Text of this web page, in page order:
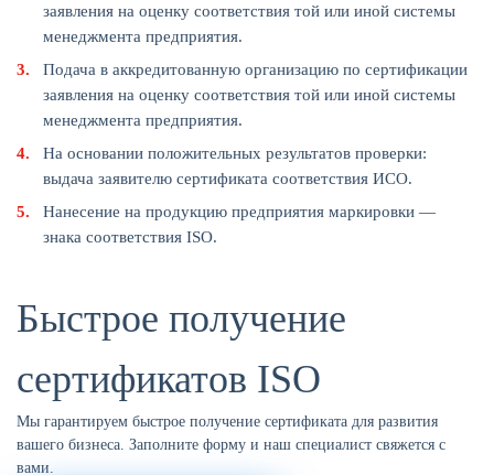
заявления на оценку соответствия той или иной системы
менеджмента предприятия.
Подача в аккредитованную организацию по сертификации
заявления на оценку соответствия той или иной системы
менеджмента предприятия.
На основании положительных результатов проверки:
выдача заявителю сертификата соответствия ИСО.
Нанесение на продукцию предприятия маркировки —
знака соответствия ISO.
Быстрое получение
сертификатов ISO
Мы гарантируем быстрое получение сертификата для развития
вашего бизнеса. Заполните форму и наш специалист свяжется с
вами.